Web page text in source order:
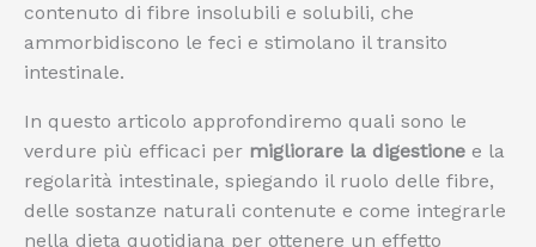
contenuto di fibre insolubili e solubili, che
ammorbidiscono le feci e stimolano il transito
intestinale.
In questo articolo approfondiremo quali sono le
verdure più efficaci per migliorare la digestione e la
regolarità intestinale, spiegando il ruolo delle fibre,
delle sostanze naturali contenute e come integrarle
nella dieta quotidiana per ottenere un effetto